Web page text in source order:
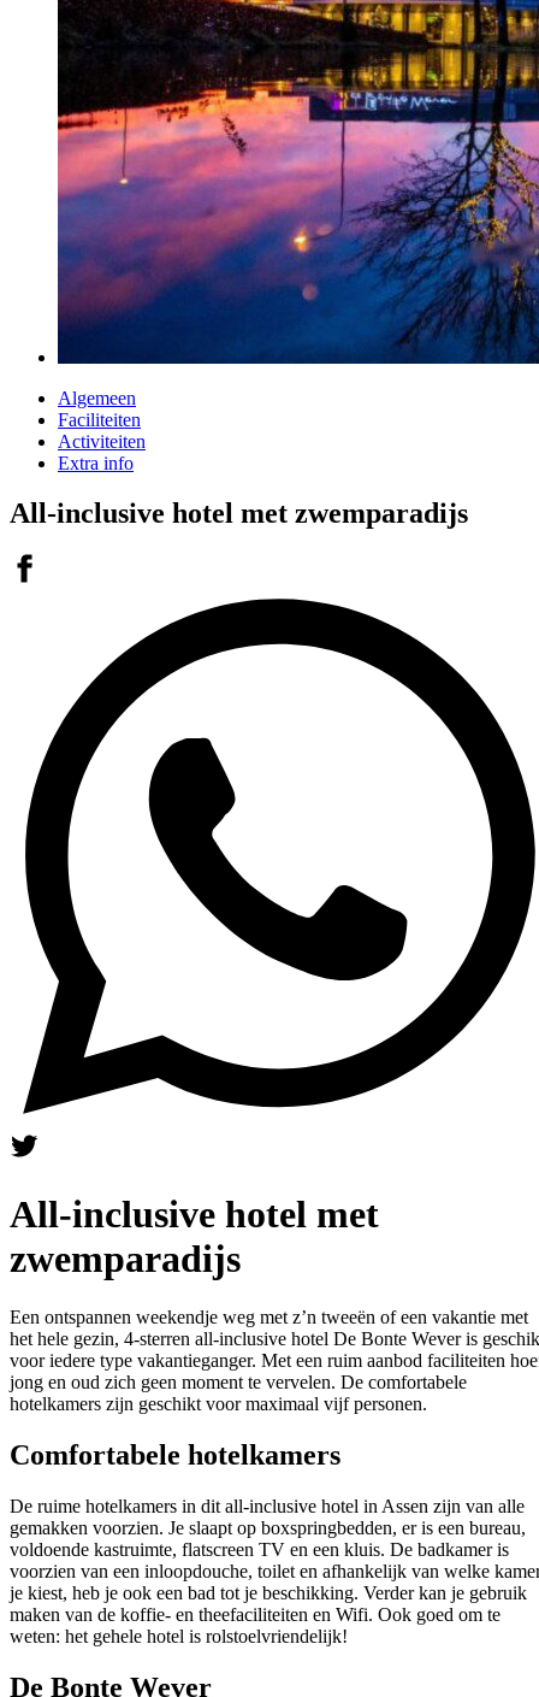
Algemeen
Faciliteiten
Activiteiten
Extra info
All-inclusive hotel met zwemparadijs
All-inclusive hotel met
zwemparadijs
Een ontspannen weekendje weg met z’n tweeën of een vakantie met
het hele gezin, 4-sterren all-inclusive hotel De Bonte Wever is
voor iedere type vakantieganger. Met een ruim aanbod faciliteiten
jong en oud zich geen moment te vervelen. De comfortabele
hotelkamers zijn geschikt voor maximaal vijf personen.
Comfortabele hotelkamers
De ruime hotelkamers in dit all-inclusive hotel in Assen zijn van alle
gemakken voorzien. Je slaapt op boxspringbedden, er is een bureau,
voldoende kastruimte, flatscreen TV en een kluis. De badkamer is
voorzien van een inloopdouche, toilet en afhankelijk van welke
je kiest, heb je ook een bad tot je beschikking. Verder kan je gebruik
maken van de koffie- en theefaciliteiten en Wifi. Ook goed om te
weten: het gehele hotel is rolstoelvriendelijk!
De Bonte Wever